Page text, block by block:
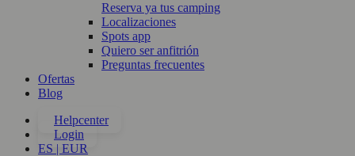
Reserva ya tus camping
Localizaciones
Spots app
Quiero ser anfitrión
Preguntas frecuentes
Ofertas
Blog
Helpcenter
Login
ES | EUR